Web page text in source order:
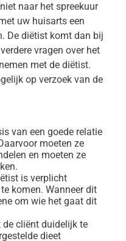
naar het spreekuur
uw huisarts een
De diëtist komt dan bij
vragen over het
met de diëtist.
op verzoek van de
van een goede relatie
moeten ze
en moeten ze
is verplicht
komen. Wanneer dit
om wie het gaat dit
cliënt duidelijk te
dieet